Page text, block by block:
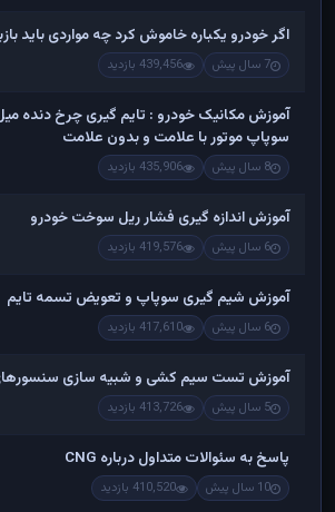
اگر خودرو یکباره خاموش کرد چه مواردی باید
7 سال پیش 439,456 بازدید
آموزش مکانیک خودرو : تایم گیری چرخ دنده
سوپاپ موتور با علامت و بدون علامت
8 سال پیش 435,906 بازدید
آموزش اندازه گیری فشار ریل سوخت خودرو
6 سال پیش 419,576 بازدید
آموزش شیم گیری سوپاپ و تعویض تسمه تایم
6 سال پیش 417,610 بازدید
آموزش تست سیم کشی و شبیه سازی
5 سال پیش 413,726 بازدید
پاسخ به سئوالات متداول درباره CNG
10 سال پیش 410,520 بازدید